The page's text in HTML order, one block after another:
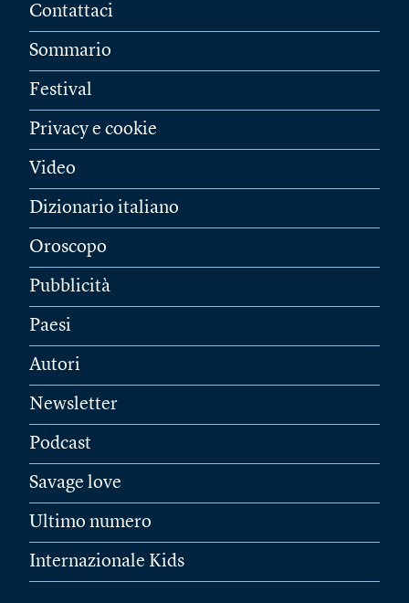
Contattaci
Sommario
Festival
Privacy e cookie
Video
Dizionario italiano
Oroscopo
Pubblicità
Paesi
Autori
Newsletter
Podcast
Savage love
Ultimo numero
Internazionale Kids